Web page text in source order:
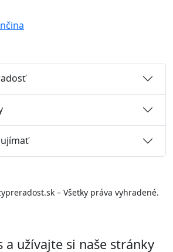
– Všetky práva vyhradené.
a užívajte si naše stránky